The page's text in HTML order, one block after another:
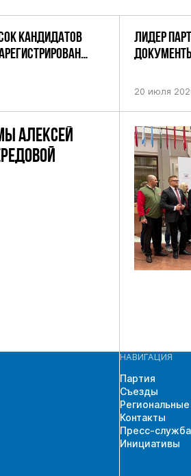
КАНДИДАТОВ
АЛЕКСЕЙ
ЛИДЕР
ПО
20 июля
НАВИГАЦИЯ
Партия
Съезды
Контакты
Пресс-служба
Инициативы